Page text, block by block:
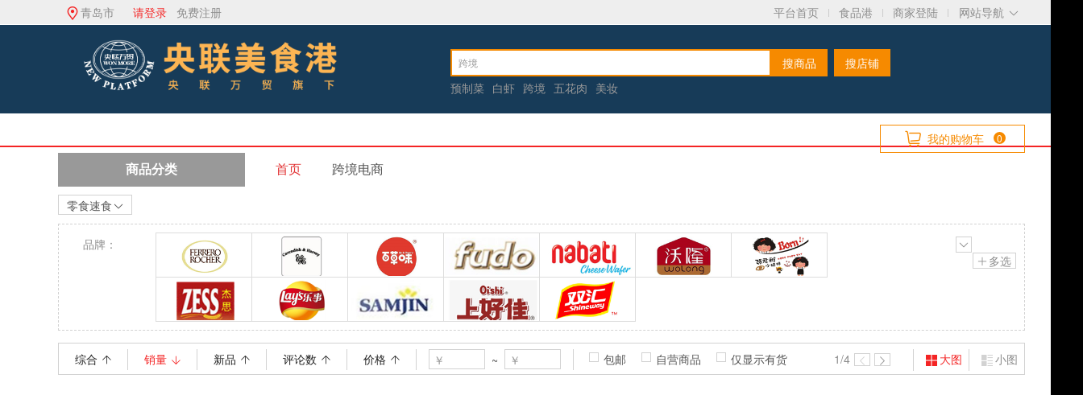
青岛市 请登录 免费注册 平台首页 食品港 商家登陆 网站导航
搜商品
搜店铺
预制菜 白虾 跨境 五花肉 美妆
我的购物车 0
商品分类 首页 跨境电商
零食速食
品牌：
费列罗 嘉云糖 百草味 福多 纳宝帝
杰思 乐事 三进 上好佳 双汇
多选
综合 销量 新品 评论数 价格 ~ 包邮 自营商品 仅显示有货 1/4 大图 小图